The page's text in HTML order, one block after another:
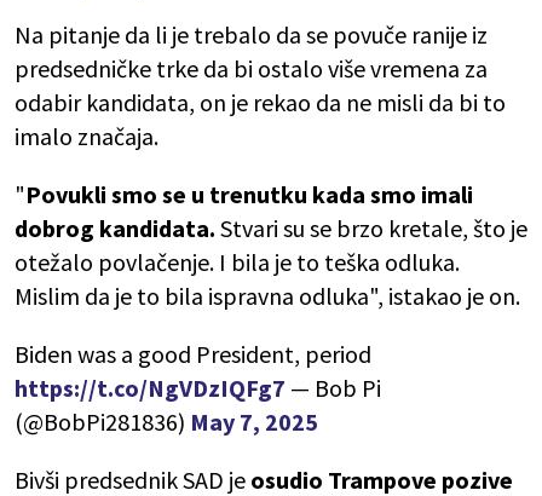
Na pitanje da li je trebalo da se povuče ranije iz
predsedničke trke da bi ostalo više vremena za
odabir kandidata, on je rekao da ne misli da bi to
imalo značaja.
"Povukli smo se u trenutku kada smo imali
dobrog kandidata. Stvari su se brzo kretale, što je
otežalo povlačenje. I bila je to teška odluka.
Mislim da je to bila ispravna odluka", istakao je on.
Biden was a good President, period
https://t.co/NgVDzIQFg7 — Bob Pi
(@BobPi281836) May 7, 2025
Bivši predsednik SAD je osudio Trampove pozive